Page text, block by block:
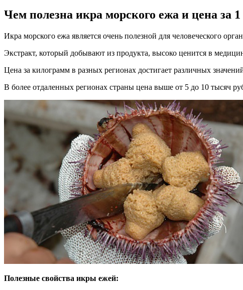
Чем полезна икра морского ежа и цена за
Икра морского ежа является очень полезной для человеческого
Экстракт, который добывают из продукта, высоко ценится в
Цена за килограмм в разных регионах достигает различных
В более отдаленных регионах страны цена выше от 5 до 10 тысяч
Полезные свойства икры ежей: